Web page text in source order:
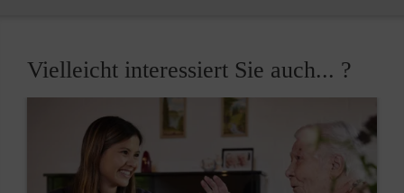
Vielleicht interessiert Sie auch... ?